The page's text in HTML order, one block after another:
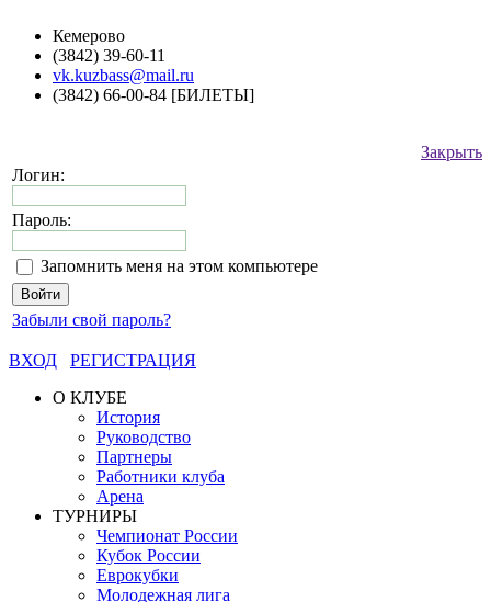
Кемерово
(3842) 39-60-11
vk.kuzbass@mail.ru
(3842) 66-00-84 [БИЛЕТЫ]
Закрыть
Логин:
Пароль:
Запомнить меня на этом компьютере
Забыли свой пароль?
ВХОД
РЕГИСТРАЦИЯ
О КЛУБЕ
История
Руководство
Партнеры
Работники клуба
Арена
ТУРНИРЫ
Чемпионат России
Кубок России
Еврокубки
Молодежная лига